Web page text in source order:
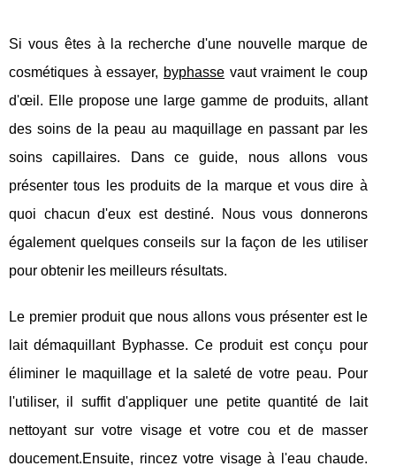
Si vous êtes à la recherche d'une nouvelle marque de
cosmétiques à essayer, byphassevaut vraiment le coup
d'œil. Elle propose une large gamme de produits, allant
des soins de la peau au maquillage en passant par les
soins capillaires. Dans ce guide, nous allons vous
présenter tous les produits de la marque et vous dire à
quoi chacun d'eux est destiné. Nous vous donnerons
également quelques conseils sur la façon de les utiliser
pour obtenir les meilleurs résultats.
Le premier produit que nous allons vous présenter est le
lait démaquillant Byphasse. Ce produit est conçu pour
éliminer le maquillage et la saleté de votre peau. Pour
l'utiliser, il suffit d'appliquer une petite quantité de lait
nettoyant sur votre visage et votre cou et de masser
doucement.Ensuite, rincez votre visage à l'eau chaude.